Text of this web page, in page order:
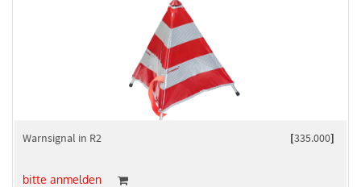
[335.000]
Warnsignal in R2
bitte anmelden